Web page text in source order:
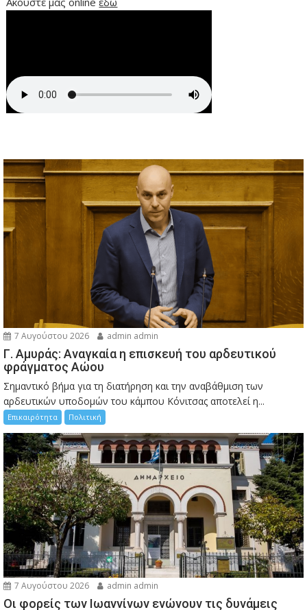
7 Αυγούστου 2026 admin admin
Γ. Αμυράς: Αναγκαία η επισκευή του αρδευτικού
φράγματος Αώου
Σημαντικό βήμα για τη διατήρηση και την αναβάθμιση των
αρδευτικών υποδομών του κάμπου Κόνιτσας αποτελεί η...
Επικαιρότητα Πολιτική
7 Αυγούστου 2026 admin admin
Οι φορείς των Ιωαννίνων ενώνουν τις δυνάμεις